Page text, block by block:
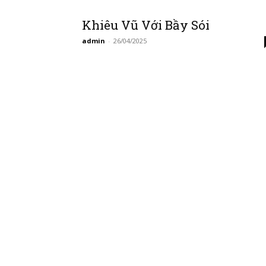
Khiêu Vũ Với Bầy Sói
admin - 26/04/2025